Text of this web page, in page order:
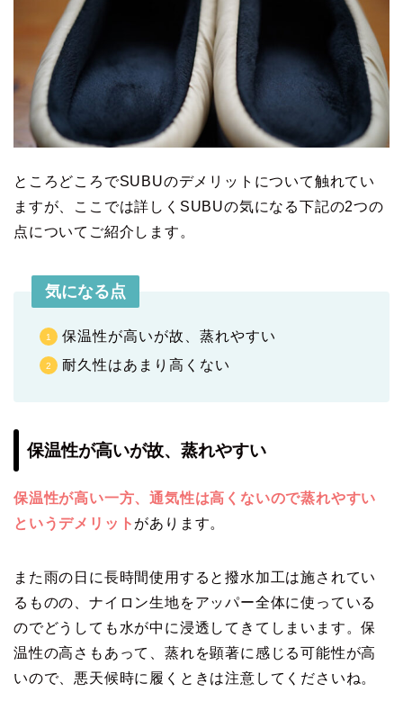
ところどころでSUBUのデメリットについて触れてい
ますが、ここでは詳しくSUBUの気になる下記の2つの
点についてご紹介します。
気になる点
保温性が高いが故、蒸れやすい
耐久性はあまり高くない
保温性が高いが故、蒸れやすい
保温性が高い一方、通気性は高くないので蒸れやすい
というデメリット があります。
また雨の日に長時間使用すると撥水加工は施されてい
るものの、ナイロン生地をアッパー全体に使っている
のでどうしても水が中に浸透してきてしまいます。保
温性の高さもあって、蒸れを顕著に感じる可能性が高
いので、悪天候時に履くときは注意してくださいね。